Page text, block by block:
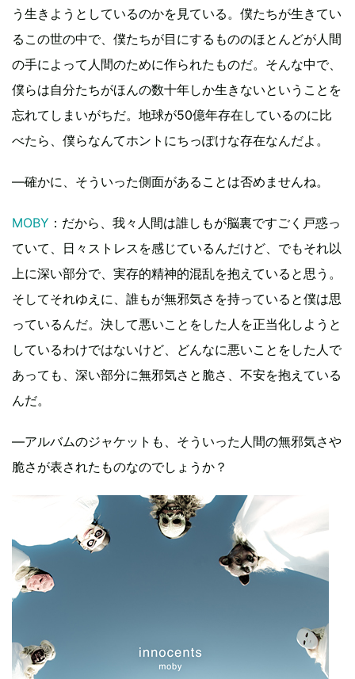
う生きようとしているのかを見ている。僕たちが生きてい
るこの世の中で、僕たちが目にするもののほとんどが人間
の手によって人間のために作られたものだ。そんな中で、
僕らは自分たちがほんの数十年しか生きないということを
忘れてしまいがちだ。地球が50億年存在しているのに比
べたら、僕らなんてホントにちっぽけな存在なんだよ。
―確かに、そういった側面があることは否めませんね。
MOBY ：だから、我々人間は誰しもが脳裏ですごく戸惑っ
ていて、日々ストレスを感じているんだけど、でもそれ以
上に深い部分で、実存的精神的混乱を抱えていると思う。
そしてそれゆえに、誰もが無邪気さを持っていると僕は思
っているんだ。決して悪いことをした人を正当化しようと
しているわけではないけど、どんなに悪いことをした人で
あっても、深い部分に無邪気さと脆さ、不安を抱えている
んだ。
―アルバムのジャケットも、そういった人間の無邪気さや
脆さが表されたものなのでしょうか？